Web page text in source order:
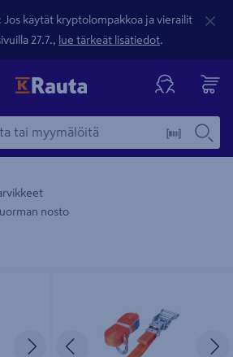
käytät kryptolompakkoa ja vierailit
27.7., lue tärkeät lisätiedot.
nosto
SeuraavaEdellinen